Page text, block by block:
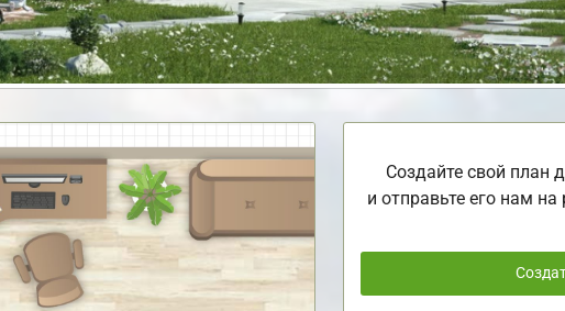
Создайте свой план
и отправьте его нам на